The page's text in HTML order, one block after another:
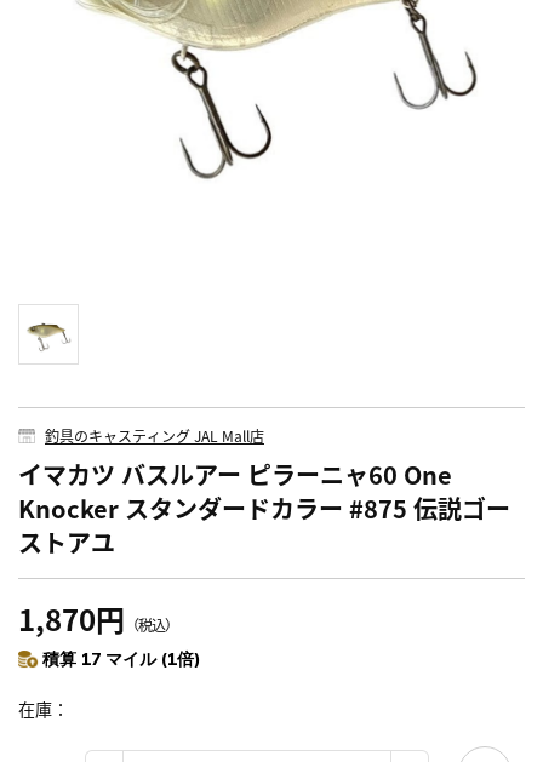
釣具のキャスティング JAL Mall店
イマカツ バスルアー ピラーニャ60 One
Knocker スタンダードカラー #875 伝説ゴー
ストアユ
1,870円 （税込）
積算 17 マイル (1倍)
在庫